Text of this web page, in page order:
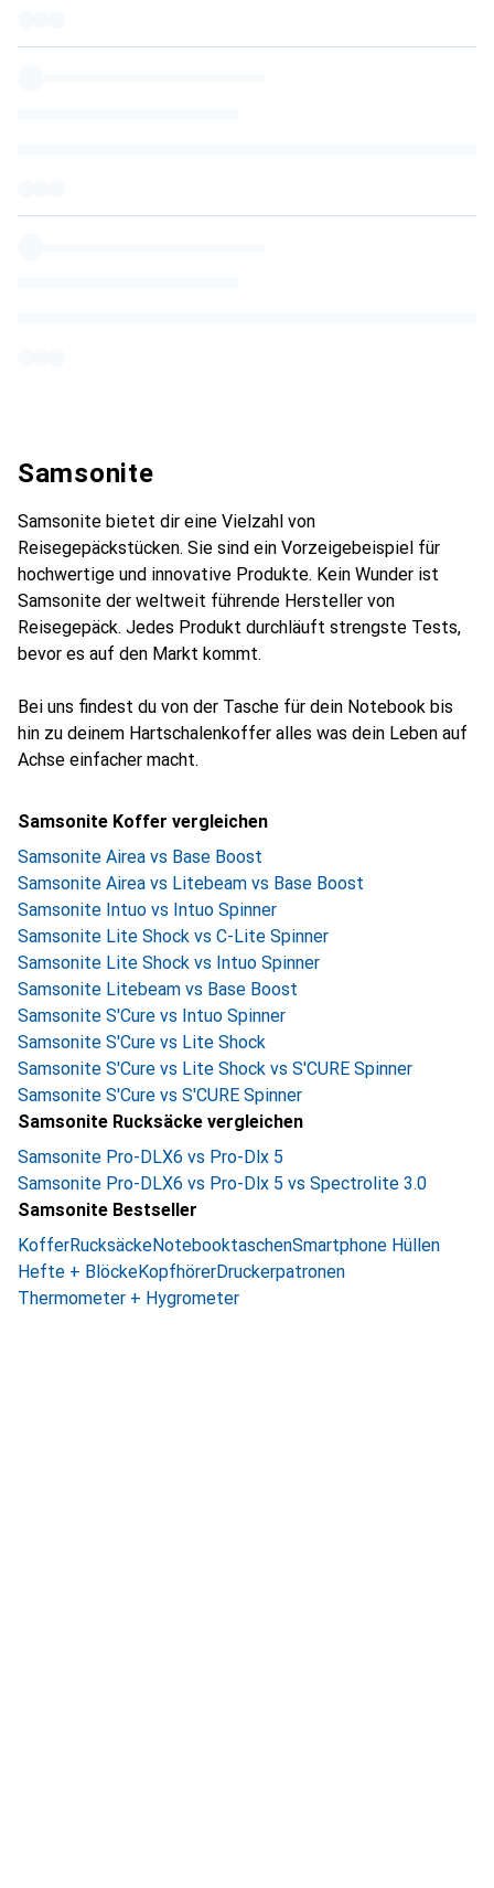
Samsonite
Samsonite bietet dir eine Vielzahl von
Reisegepäckstücken. Sie sind ein Vorzeigebeispiel für
hochwertige und innovative Produkte. Kein Wunder ist
Samsonite der weltweit führende Hersteller von
Reisegepäck. Jedes Produkt durchläuft strengste Tests,
bevor es auf den Markt kommt.
Bei uns findest du von der Tasche für dein Notebook bis
hin zu deinem Hartschalenkoffer alles was dein Leben auf
Achse einfacher macht.
Samsonite Koffer vergleichen
Samsonite Airea vs Base Boost
Samsonite Airea vs Litebeam vs Base Boost
Samsonite Intuo vs Intuo Spinner
Samsonite Lite Shock vs C-Lite Spinner
Samsonite Lite Shock vs Intuo Spinner
Samsonite Litebeam vs Base Boost
Samsonite S'Cure vs Intuo Spinner
Samsonite S'Cure vs Lite Shock
Samsonite S'Cure vs Lite Shock vs S'CURE Spinner
Samsonite S'Cure vs S'CURE Spinner
Samsonite Rucksäcke vergleichen
Samsonite Pro-DLX6 vs Pro-Dlx 5
Samsonite Pro-DLX6 vs Pro-Dlx 5 vs Spectrolite 3.0
Samsonite Bestseller
KofferRucksäckeNotebooktaschenSmartphone Hüllen
Hefte + BlöckeKopfhörerDruckerpatronen
Thermometer + Hygrometer